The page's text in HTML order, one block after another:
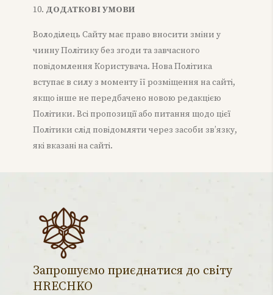
ДОДАТКОВІ УМОВИ
Володілець Сайту має право вносити зміни у
чинну Політику без згоди та завчасного
повідомлення Користувача. Нова Політика
вступає в силу з моменту її розміщення на сайті,
якщо інше не передбачено новою редакцією
Політики. Всі пропозиції або питання щодо цієї
Політики слід повідомляти через засоби зв’язку,
які вказані на сайті.
Запрошуємо приєднатися до світу
HRECHKO